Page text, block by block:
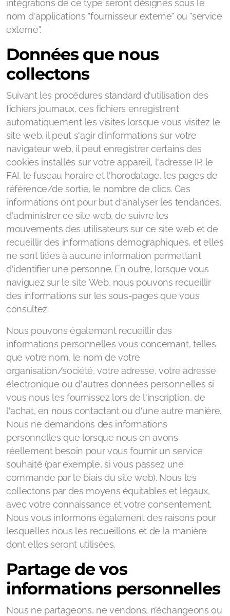
intégrations de ce type seront désignés sous le
nom d'applications "fournisseur externe" ou "service
externe".
Données que nous
collectons
Suivant les procédures standard d'utilisation des
fichiers journaux, ces fichiers enregistrent
automatiquement les visites lorsque vous visitez le
site web, il peut s'agir d'informations sur votre
navigateur web, il peut enregistrer certains des
cookies installés sur votre appareil, l'adresse IP, le
FAI, le fuseau horaire et l'horodatage, les pages de
référence/de sortie, le nombre de clics. Ces
informations ont pour but d'analyser les tendances,
d'administrer ce site web, de suivre les
mouvements des utilisateurs sur ce site web et de
recueillir des informations démographiques, et elles
ne sont liées à aucune information permettant
d'identifier une personne. En outre, lorsque vous
naviguez sur le site Web, nous pouvons recueillir
des informations sur les sous-pages que vous
consultez.
Nous pouvons également recueillir des
informations personnelles vous concernant, telles
que votre nom, le nom de votre
organisation/société, votre adresse, votre adresse
électronique ou d'autres données personnelles si
vous nous les fournissez lors de l'inscription, de
l'achat, en nous contactant ou d'une autre manière.
Nous ne demandons des informations
personnelles que lorsque nous en avons
réellement besoin pour vous fournir un service
souhaité (par exemple, si vous passez une
commande par le biais du site web). Nous les
collectons par des moyens équitables et légaux,
avec votre connaissance et votre consentement.
Nous vous informons également des raisons pour
lesquelles nous les recueillons et de la manière
dont elles seront utilisées.
Partage de vos
informations personnelles
Nous ne partageons, ne vendons, n’échangeons ou